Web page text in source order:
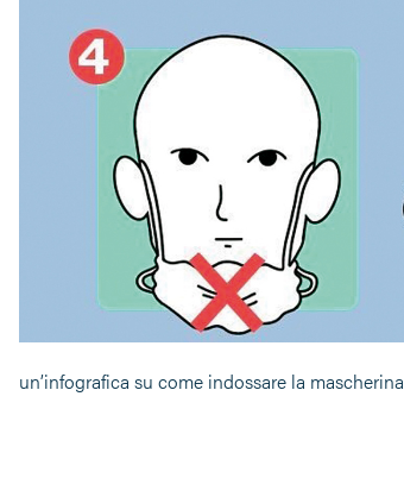
un’infografica su come indossare la mascherina